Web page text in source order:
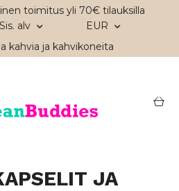
toimitus yli 70€ tilauksilla
Sis. alv
EUR
kahvia ja kahvikoneita
JA